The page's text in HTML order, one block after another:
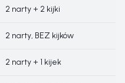
2 narty + 2 kijki
2 narty, BEZ kijków
2 narty + 1 kijek